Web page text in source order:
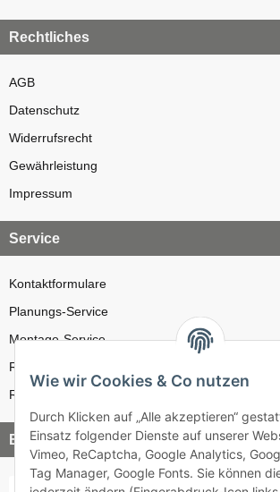
Rechtliches
AGB
Datenschutz
Widerrufsrecht
Gewährleistung
Impressum
Service
Kontaktformulare
Planungs-Service
Montage-Service
Reparatur-Service
Retouren-Service
Bezahlung & Versand
Wie wir Cookies & Co nutzen
Durch Klicken auf „Alle akzeptieren“
Einsatz folgender Dienste auf unserer
Vimeo, ReCaptcha, Google Analytics,
Tag Manager, Google Fonts. Sie können